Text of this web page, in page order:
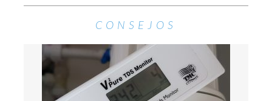
CONSEJOS